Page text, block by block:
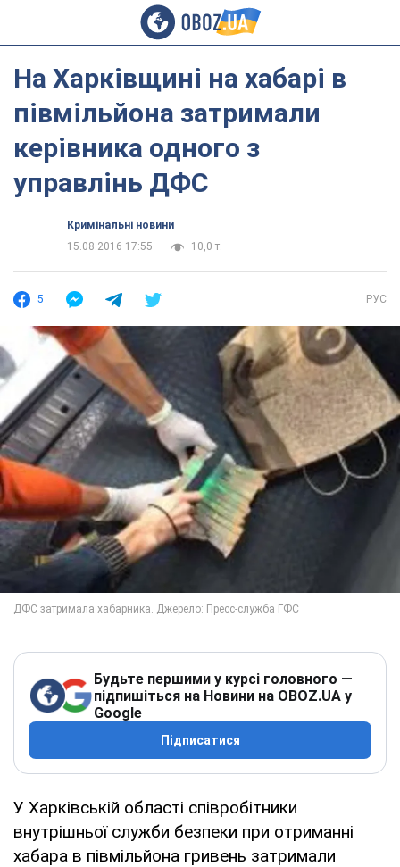
На Харківщині на хабарі в
півмільйона затримали
керівника одного з
управлінь ДФС
Кримінальні новини
15.08.2016 17:55
10,0 т.
5 РУС
Будьте першими у курсі головного —
підпишіться на Новини на OBOZ.UA у
Google
Підписатися
У Харківській області співробітники
внутрішньої служби безпеки при отриманні
хабара в півмільйона гривень затримали